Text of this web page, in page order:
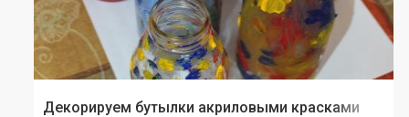
Декорируем бутылки акриловыми красками